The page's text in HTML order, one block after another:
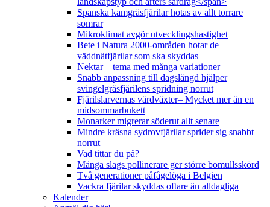
Spanska kamgräsfjärilar hotas av allt torrare
somrar
Mikroklimat avgör utvecklingshastighet
Bete i Natura 2000-områden hotar de
väddnätfjärilar som ska skyddas
Nektar – tema med många variationer
Snabb anpassning till dagslängd hjälper
svingelgräsfjärilens spridning norrut
Fjärilslarvernas värdväxter– Mycket mer än en
midsommarbukett
Monarker migrerar söderut allt senare
Mindre kräsna sydrovfjärilar sprider sig snabbt
norrut
Vad tittar du på?
Många slags pollinerare ger större bomullsskörd
Två generationer påfågelöga i Belgien
Vackra fjärilar skyddas oftare än alldagliga
Kalender